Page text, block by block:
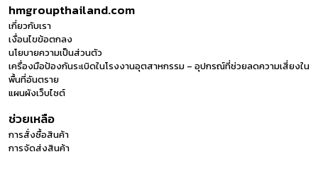
hmgroupthailand.com
เกี่ยวกับเรา
เงื่อนไขข้อตกลง
นโยบายความเป็นส่วนตัว
เครื่องมือป้องกันระเบิดในโรงงานอุตสาหกรรม – อุปกรณ์ที่ช่วยลดความเสี่ยงใน
พื้นที่อันตราย
แผนผังเว็บไซต์
ช่วยเหลือ
การสั่งซื้อสินค้า
การจัดส่งสินค้า